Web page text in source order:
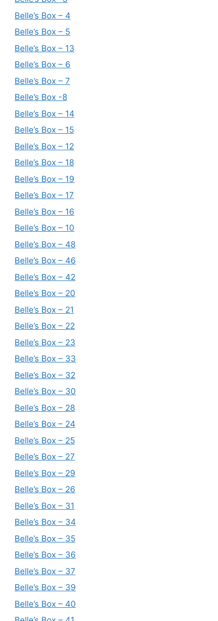
Belle’s Box – 4
Belle’s Box – 5
Belle’s Box – 13
Belle’s Box – 6
Belle’s Box – 7
Belle’s Box -8
Belle’s Box – 14
Belle’s Box – 15
Belle’s Box – 12
Belle’s Box – 18
Belle’s Box – 19
Belle’s Box – 17
Belle’s Box – 16
Belle’s Box – 10
Belle’s Box – 48
Belle’s Box – 46
Belle’s Box – 42
Belle’s Box – 20
Belle’s Box – 21
Belle’s Box – 22
Belle’s Box – 23
Belle’s Box – 33
Belle’s Box – 32
Belle’s Box – 30
Belle’s Box – 28
Belle’s Box – 24
Belle’s Box – 25
Belle’s Box – 27
Belle’s Box – 29
Belle’s Box – 26
Belle’s Box – 31
Belle’s Box – 34
Belle’s Box – 35
Belle’s Box – 36
Belle’s Box – 37
Belle’s Box – 39
Belle’s Box – 40